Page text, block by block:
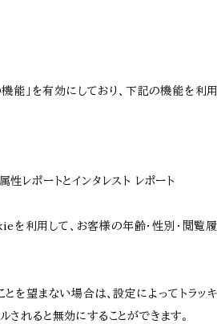
能」を有効にしており、下記の機能を
ポートとインタレスト レポート
利用して、お客様の年齢・性別・閲覧
望まない場合は、設定によってトラッ
れると無効にすることができます。